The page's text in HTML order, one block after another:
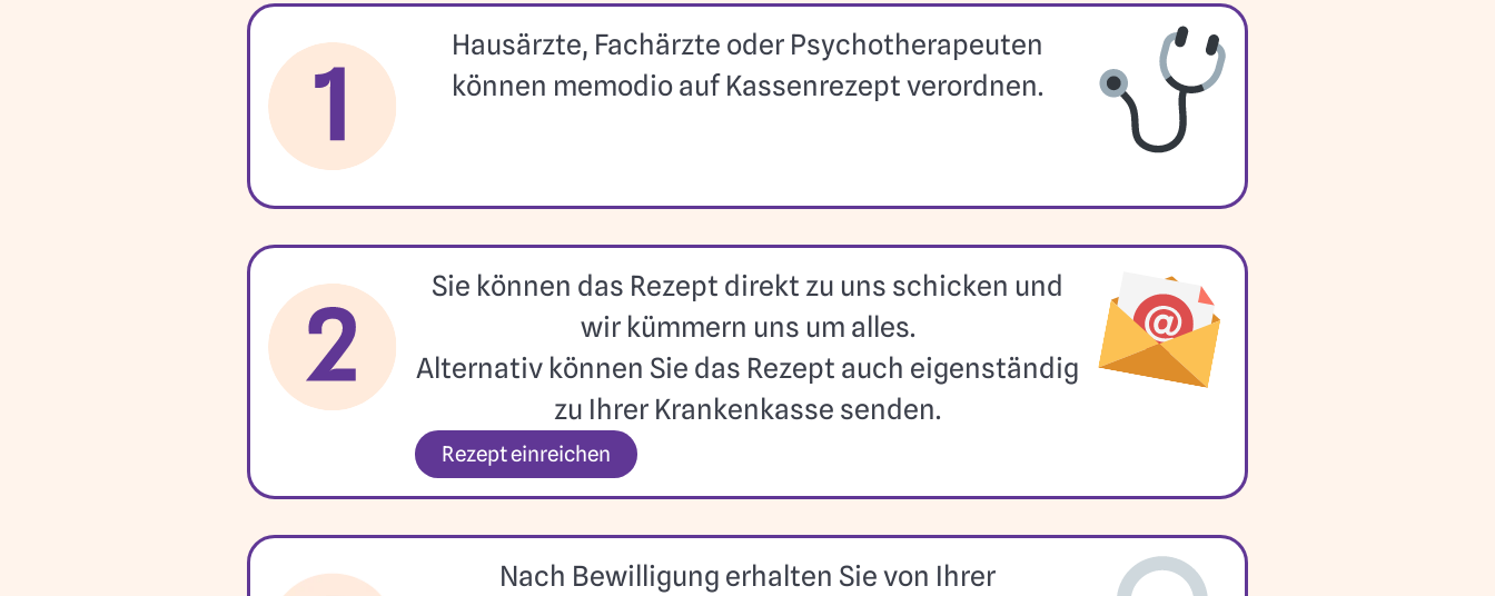
Hausärzte, Fachärzte oder Psychotherapeuten
können memodio auf Kassenrezept verordnen.
Sie können das Rezept direkt zu uns schicken und
wir kümmern uns um alles.
Alternativ können Sie das Rezept auch eigenständig
zu Ihrer Krankenkasse senden.
Rezept einreichen
Nach Bewilligung erhalten Sie von Ihrer